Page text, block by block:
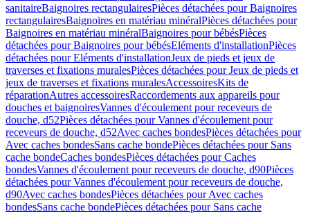
sanitaireBaignoires rectangulairesPièces détachées pour Baignoires
rectangulairesBaignoires en matériau minéralPièces détachées pour
Baignoires en matériau minéralBaignoires pour bébésPièces
détachées pour Baignoires pour bébésEléments d'installationPièces
détachées pour Eléments d'installationJeux de pieds et jeux de
traverses et fixations muralesPièces détachées pour Jeux de pieds et
jeux de traverses et fixations muralesAccessoiresKits de
réparationAutres accessoiresRaccordements aux appareils pour
douches et baignoiresVannes d'écoulement pour receveurs de
douche, d52Pièces détachées pour Vannes d'écoulement pour
receveurs de douche, d52Avec caches bondesPièces détachées pour
Avec caches bondesSans cache bondePièces détachées pour Sans
cache bondeCaches bondesPièces détachées pour Caches
bondesVannes d'écoulement pour receveurs de douche, d90Pièces
détachées pour Vannes d'écoulement pour receveurs de douche,
d90Avec caches bondesPièces détachées pour Avec caches
bondesSans cache bondePièces détachées pour Sans cache